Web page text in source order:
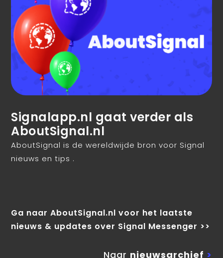
Signalapp.nl gaat verder als
AboutSignal.nl
AboutSignal is de wereldwijde bron voor Signal
nieuws en tips .
Ga naar AboutSignal.nl voor het laatste
nieuws & updates over Signal Messenger >>
Naar nieuwsarchief >